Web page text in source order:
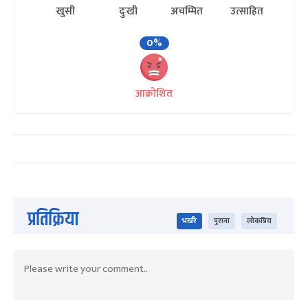
खुसी दुःखी अचम्मित
उत्साहित
0%
आक्रोशित
प्रतिक्रिया भर्खरै पुराना लोकप्रिय